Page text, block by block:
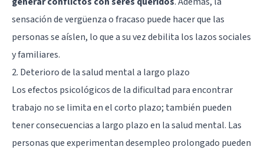
sensación de vergüenza o fracaso puede hacer que las
personas se aíslen, lo que a su vez debilita los lazos sociales
y familiares.
2. Deterioro de la salud mental a largo plazo
Los efectos psicológicos de la dificultad para encontrar
trabajo no se limita en el corto plazo; también pueden
tener consecuencias a largo plazo en la salud mental. Las
personas que experimentan desempleo prolongado pueden